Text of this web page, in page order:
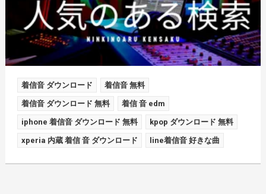
着信音 ダウンロード 着信音 無料
着信音 ダウンロード 無料 着信 音 edm
iphone 着信音 ダウンロード 無料 kpop ダウンロード 無料
xperia 内蔵 着信 音 ダウンロード line着信音 好きな曲